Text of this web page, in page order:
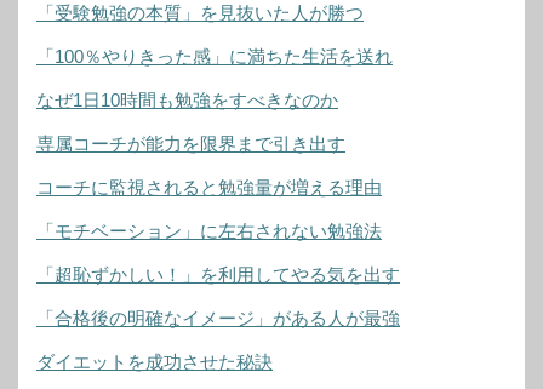
「受験勉強の本質」を見抜いた人が勝つ
「100％やりきった感」に満ちた生活を送れ
なぜ1日10時間も勉強をすべきなのか
専属コーチが能力を限界まで引き出す
コーチに監視されると勉強量が増える理由
「モチベーション」に左右されない勉強法
「超恥ずかしい！」を利用してやる気を出す
「合格後の明確なイメージ」がある人が最強
ダイエットを成功させた秘訣